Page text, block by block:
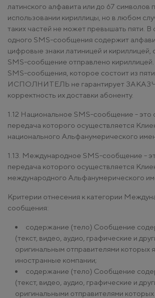
латинского алфавита или до 67 символов
использовании кириллицы, но в любом
таких частей не может превышать пяти. В
одного SMS-сообщения содержит
цифровые знаки латиницей и кириллицей,
SMS-сообщение отправлено
SMS-сообщения, которое состоит из
ИСПОЛНИТЕЛЬ не гарантирует
корректность их доставки абоненту.
1.12 Национальное SMS-сообщение - это
передача которого осуществляется
национального Альфанумерического
1.13. Международное SMS-сообщение -
передача которого осуществляется
международного Альфанумерического
Критерии отнесения к категории
сообщения:
содержание (тело) Сообщение
(текст, видео, аудио, графические и
оригинальным отправителями которых
иностранные компании;
содержание (тело) Сообщение
(текст, видео, аудио, графические и
оригинальными отправителями